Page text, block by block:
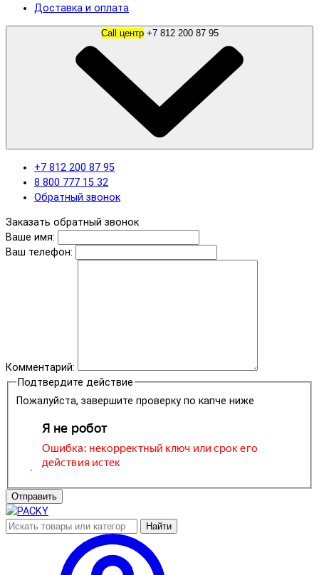
Доставка и оплата
Call центр +7 812 200 87 95
+7 812 200 87 95
8 800 777 15 32
Обратный звонок
Заказать обратный звонок
Ваше имя:
Ваш телефон:
Комментарий:
Подтвердите действие
Пожалуйста, завершите проверку по капче ниже
Отправить
Найти